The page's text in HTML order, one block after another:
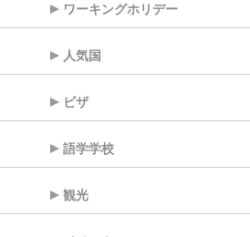
ワーキングホリデー
人気国
ビザ
語学学校
観光